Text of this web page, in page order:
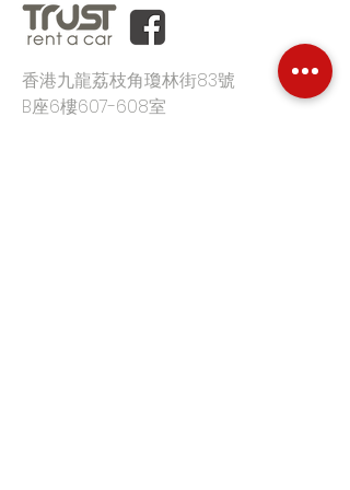
香港九龍荔枝角瓊林街83號
B座6樓607-608室